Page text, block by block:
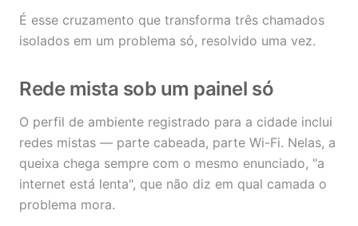
É esse cruzamento que transforma três chamados
isolados em um problema só, resolvido uma vez.
Rede mista sob um painel só
O perfil de ambiente registrado para a cidade inclui
redes mistas — parte cabeada, parte Wi-Fi. Nelas, a
queixa chega sempre com o mesmo enunciado, "a
internet está lenta", que não diz em qual camada o
problema mora.